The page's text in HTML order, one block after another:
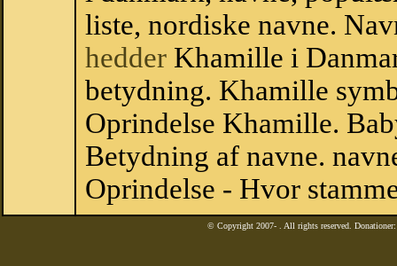
liste, nordiske navne.
hedder Khamille i
betydning. Khamille
Oprindelse Khamille.
Betydning af navne.
Oprindelse - Hvor
© Copyright 2007- . All rights reserved.